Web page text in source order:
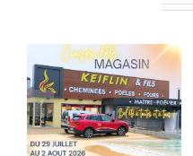
Pause estivale
pour nos équipes
techniques